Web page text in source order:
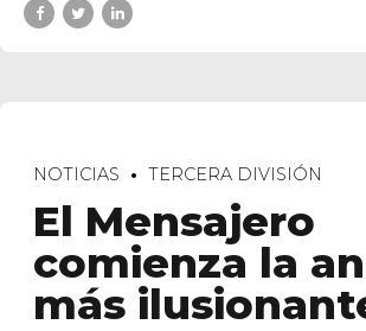
NOTICIAS TERCERA DIVISIÓN
El Mensajero
comienza la
más